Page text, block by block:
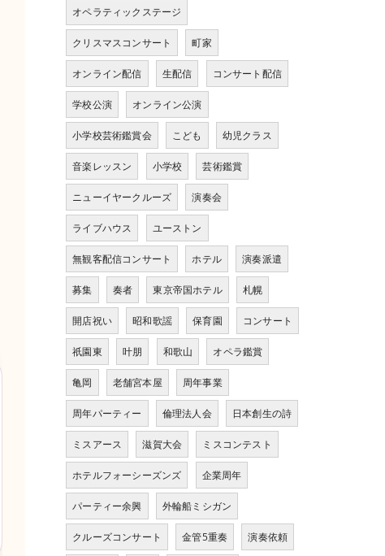
オペラティックステージ
クリスマスコンサート 町家
オンライン配信 生配信 コンサート配信
学校公演 オンライン公演
小学校芸術鑑賞会 こども 幼児クラス
音楽レッスン 小学校 芸術鑑賞
ニューイヤークルーズ 演奏会
ライブハウス ユーストン
無観客配信コンサート ホテル 演奏派遣
募集 奏者 東京帝国ホテル 札幌
開店祝い 昭和歌謡 保育園 コンサート
祇園東 叶朋 和歌山 オペラ鑑賞
亀岡 老舗宮本屋 周年事業
周年パーティー 倫理法人会 日本創生の詩
ミスアース 滋賀大会 ミスコンテスト
ホテルフォーシーズンズ 企業周年
パーティー余興 外輪船ミシガン
クルーズコンサート 金管5重奏 演奏依頼